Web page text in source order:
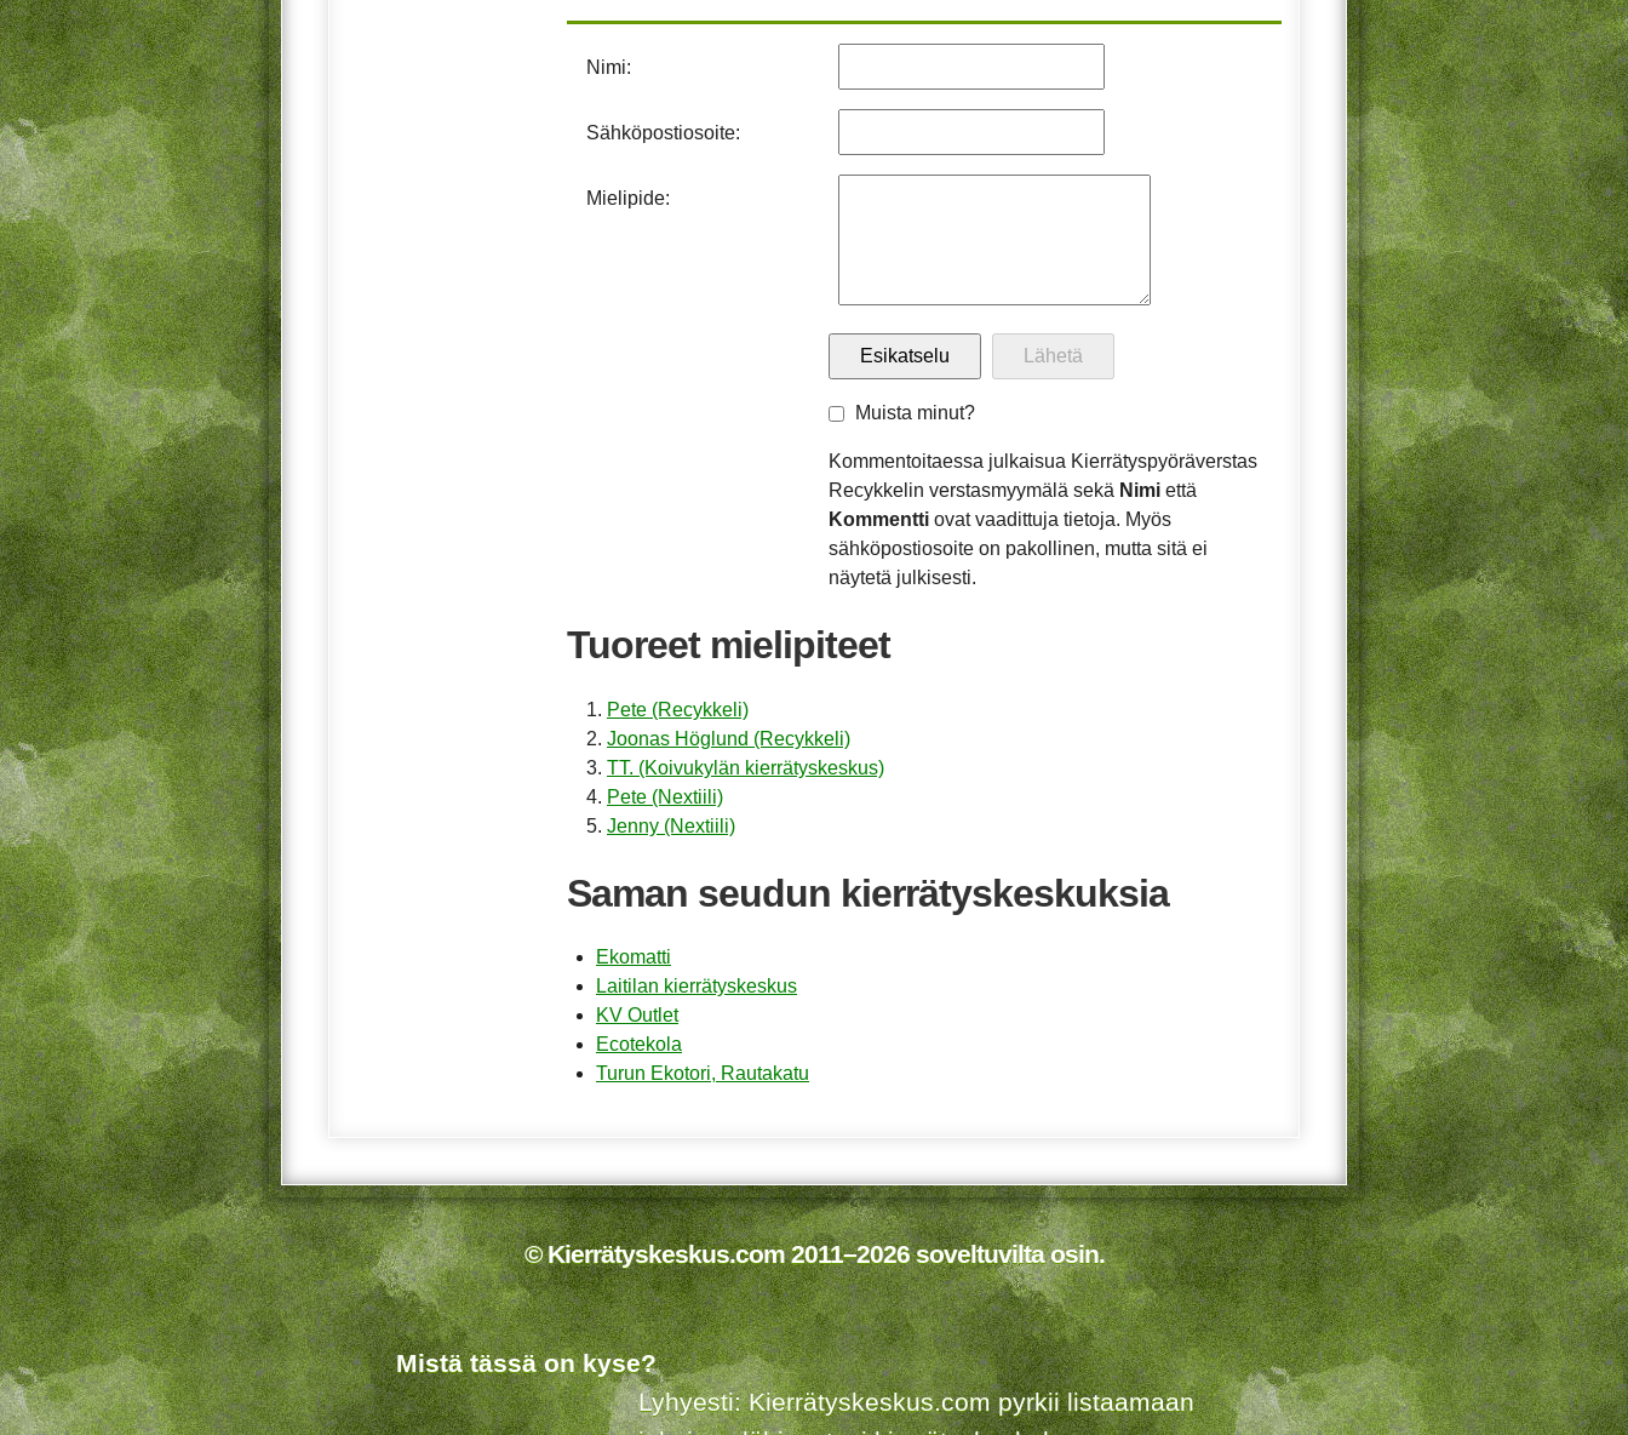
Nimi:
Sähköpostiosoite:
Mielipide:
Muista minut?
Kommentoitaessa julkaisua Kierrätyspyöräverstas
Recykkelin verstasmyymälä sekä Nimi että
Kommentti ovat vaadittuja tietoja. Myös
sähköpostiosoite on pakollinen, mutta sitä ei
näytetä julkisesti.
Tuoreet mielipiteet
Pete (Recykkeli)
Joonas Höglund (Recykkeli)
TT. (Koivukylän kierrätyskeskus)
Pete (Nextiili)
Jenny (Nextiili)
Saman seudun kierrätyskeskuksia
Ekomatti
Laitilan kierrätyskeskus
KV Outlet
Ecotekola
Turun Ekotori, Rautakatu
© Kierrätyskeskus.com 2011–2026 soveltuvilta osin.
Mistä tässä on kyse?
Lyhyesti: Kierrätyskeskus.com pyrkii listaamaan